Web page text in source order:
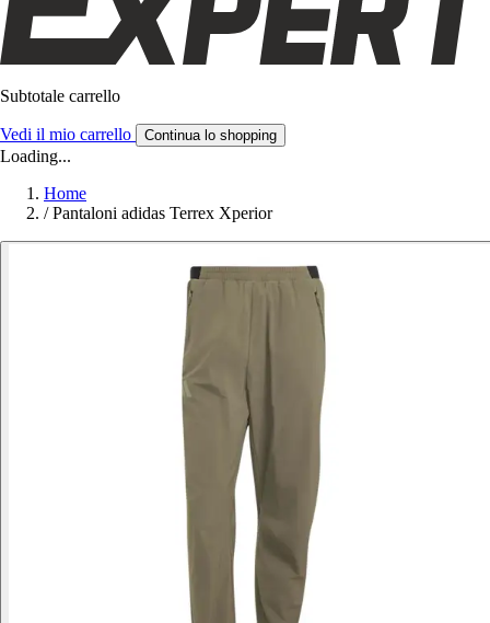
Subtotale carrello
Vedi il mio carrello Continua lo shopping
Loading...
Home
/ Pantaloni adidas Terrex Xperior